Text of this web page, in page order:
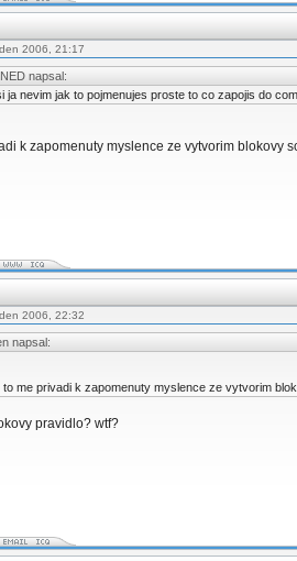
2006, 21:17
napsal:
ja nevim jak to pojmenujes proste to co zapojis do
k zapomenuty myslence ze vytvorim blokovy
2006, 22:32
napsal:
to me privadi k zapomenuty myslence ze vytvorim
pravidlo? wtf?